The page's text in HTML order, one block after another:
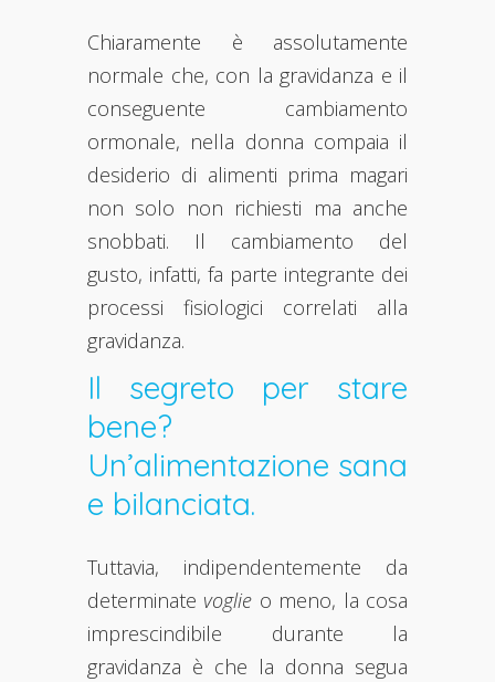
Chiaramente è assolutamente
normale che, con la gravidanza e il
conseguente cambiamento
ormonale, nella donna compaia il
desiderio di alimenti prima magari
non solo non richiesti ma anche
snobbati. Il cambiamento del
gusto, infatti, fa parte integrante dei
processi fisiologici correlati alla
gravidanza.
Il segreto per stare
bene?
Un’alimentazione sana
e bilanciata.
Tuttavia, indipendentemente da
determinate voglie o meno, la cosa
imprescindibile durante la
gravidanza è che la donna segua